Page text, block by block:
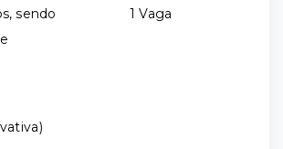
sendo
1 Vaga
)